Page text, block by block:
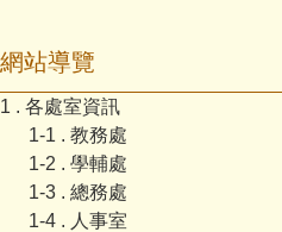
網站導覽
1 . 各處室資訊
1-1 . 教務處
1-2 . 學輔處
1-3 . 總務處
1-4 . 人事室